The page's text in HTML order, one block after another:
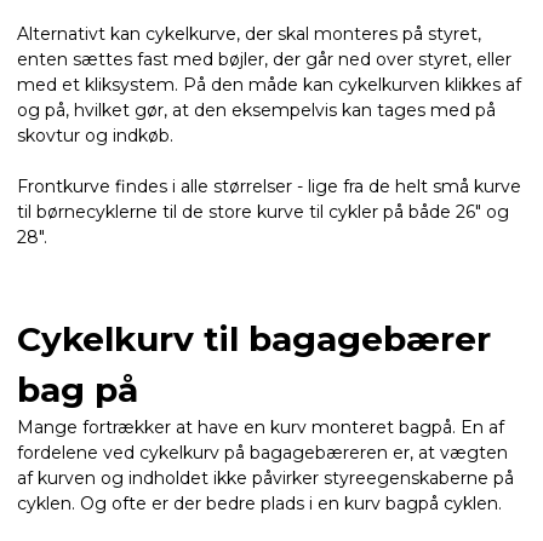
Alternativt kan cykelkurve, der skal monteres på styret,
enten sættes fast med bøjler, der går ned over styret, eller
med et kliksystem. På den måde kan cykelkurven klikkes af
og på, hvilket gør, at den eksempelvis kan tages med på
skovtur og indkøb.
Frontkurve findes i alle størrelser - lige fra de helt små kurve
til børnecyklerne til de store kurve til cykler på både 26" og
28".
Cykelkurv til bagagebærer
bag på
Mange fortrækker at have en kurv monteret bagpå. En af
fordelene ved cykelkurv på bagagebæreren er, at vægten
af kurven og indholdet ikke påvirker styreegenskaberne på
cyklen. Og ofte er der bedre plads i en kurv bagpå cyklen.